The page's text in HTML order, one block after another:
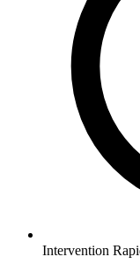
Intervention